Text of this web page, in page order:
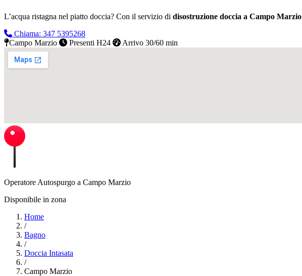
L’acqua ristagna nel piatto doccia? Con il servizio di disostruzione doccia a Campo Marzio
Chiama: 347 5395268
Campo Marzio
Presenti H24 Arrivo 30/60 min
Operatore Autospurgo a Campo Marzio
Disponibile in zona
Home
/
Bagno
/
Doccia Intasata
/
Campo Marzio